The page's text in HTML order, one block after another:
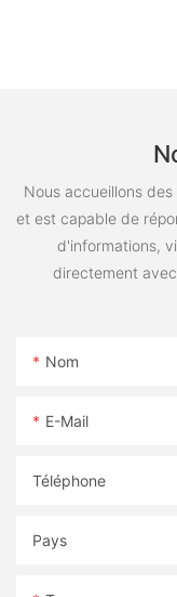
Nous accueillons
et est capable de
d'informations,
directement
Nom
E-Mail
Téléphone
Pays